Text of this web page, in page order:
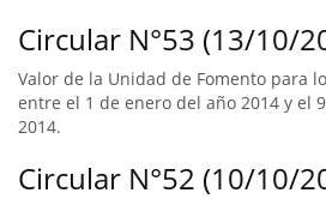
Circular N°53 (13/10/
Valor de la Unidad de Fomento para
entre el 1 de enero del año 2014 y el
2014.
Circular N°52 (10/10/